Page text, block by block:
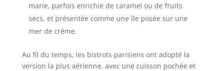
marie, parfois enrichie de caramel ou de fruits
secs, et présentée comme une île posée sur une
mer de crème.
Au fil du temps, les bistrots parisiens ont adopté la
version la plus aérienne, avec une cuisson pochée et